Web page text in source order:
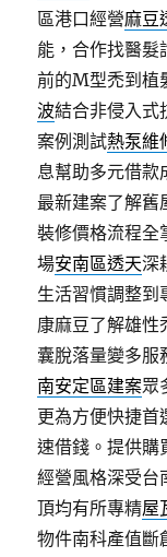
區港口經營麻豆
能，合作找醫髮
前的M型禿到植
波結合非侵入式
案例測試熱泵維
息幫助多元借款
最新建案了解舊
裝修價格流程全
場安南區透天深
生活習慣調整到
康麻豆了解雄性
囊脫落量變多服
南安定區建案眾
更為方便快捷首
速借錢。提供購
經營風格深受台
頂均有所專精屋
物件南科產值斷